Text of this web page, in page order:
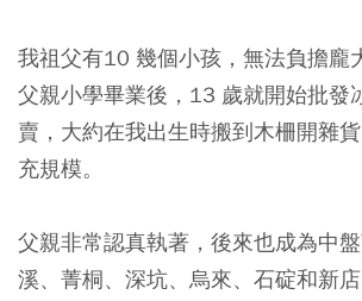
我祖父有10 幾個小孩，無法負擔龐
父親小學畢業後，13 歲就開始批發
賣，大約在我出生時搬到木柵開雜
充規模。
父親非常認真執著，後來也成為中
溪、菁桐、深坑、烏來、石碇和新